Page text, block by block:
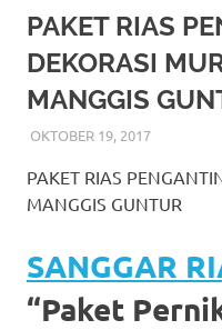
More
hints
rolex
replica.
my
https://
PAKET RIAS
DEKORASI
MANGGIS
OKTOBER 19, 2017DEKORASI
PAKET RIAS
MANGGIS GUNTUR
SANGGAR
“Paket